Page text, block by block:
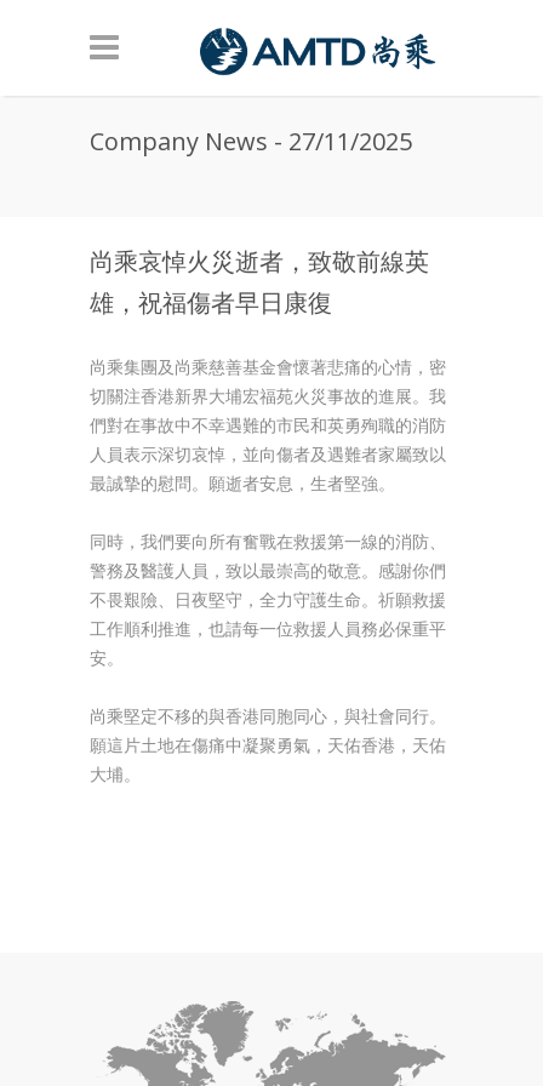
Company News - 27/11/2025
尚乘哀悼火災逝者，致敬前線英
雄，祝福傷者早日康復
尚乘集團及尚乘慈善基金會懷著悲痛的心情，密
切關注香港新界大埔宏福苑火災事故的進展。我
們對在事故中不幸遇難的市民和英勇殉職的消防
人員表示深切哀悼，並向傷者及遇難者家屬致以
最誠摯的慰問。願逝者安息，生者堅強。
同時，我們要向所有奮戰在救援第一線的消防、
警務及醫護人員，致以最崇高的敬意。感謝你們
不畏艱險、日夜堅守，全力守護生命。祈願救援
工作順利推進，也請每一位救援人員務必保重平
安。
尚乘堅定不移的與香港同胞同心，與社會同行。
願這片土地在傷痛中凝聚勇氣，天佑香港，天佑
大埔。